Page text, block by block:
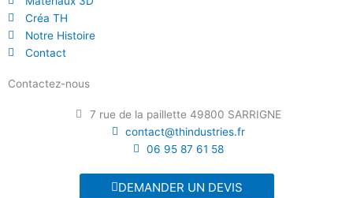
Créa TH
Notre Histoire
Contact
Contactez-nous
7 rue de la paillette 49800 SARRIGNE
contact@thindustries.fr
06 95 87 61 58
DEMANDER UN DEVIS